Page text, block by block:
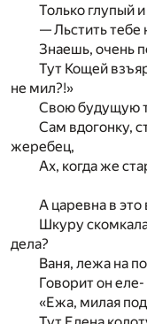
Только глупый
— Льстить тебе
Знаешь, очень
Тут Кощей
не мил?!»
Свою будущую
Сам вдогонку,
жеребец,
Ах, когда же
А царевна в
Шкуру
дела?
Ваня, лежа на
Говорит он
«Ежа, милая